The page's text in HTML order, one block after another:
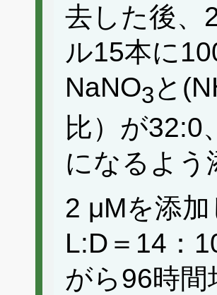
去した後、
ル15本に
NaNO3と
比）が32:0
になるよう
2 μMを添
L:D＝14：
がら96時